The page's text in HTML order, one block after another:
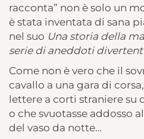
racconta” non è solo un
è stata inventata di sana
nel suo Una storia della
serie di aneddoti
Come non è vero che il
cavallo a una gara di
lettere a corti straniere
o che svuotasse addosso
del vaso da notte…